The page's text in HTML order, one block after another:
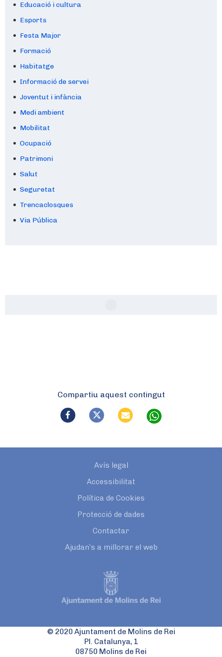
Educació i cultura
Esports
Festa Major
Formació
Habitatge
Informació de servei
Joventut i infància
Medi ambient
Mobilitat
Ocupació
Patrimoni
Salut
Seguretat
Trencaclosques
Via Pública
Compartiu aquest contingut
Avís legal
Accessibilitat
Política de Cookies
Protecció de dades
Contactar
Ajudan’s a millorar el web
© 2020 Ajuntament de Molins de Rei
Pl. Catalunya, 1
08750 Molins de Rei